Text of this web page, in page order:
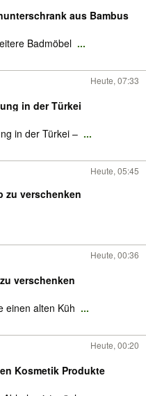
aus Bambus
Badmöbel ...
Heute, 07:33
in der Türkei
in der Türkei – ...
Heute, 05:45
zu verschenken
Heute, 00:36
verschenken
einen alten Küh ...
Heute, 00:20
Kosmetik Produkte